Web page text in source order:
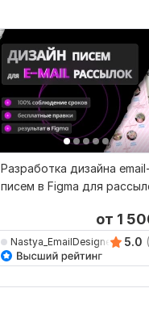
Разработка дизайна email-
писем в Figma для
от 1
Nastya_EmailDesigner 5.0